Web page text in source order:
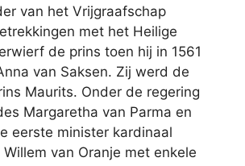
van het Vrijgraafschap
met het Heilige
de prins toen hij in 1561
van Saksen. Zij werd de
Maurits. Onder de regering
Margaretha van Parma en
eerste minister kardinaal
van Oranje met enkele